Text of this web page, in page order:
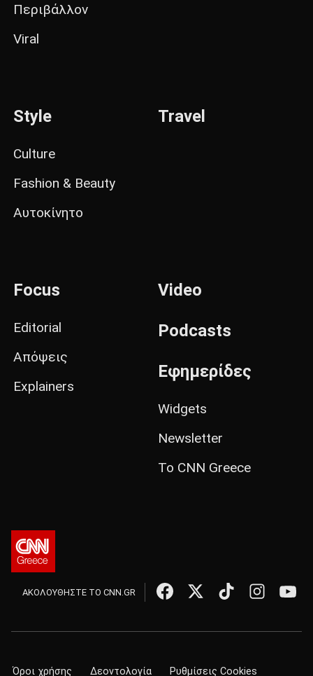
Περιβάλλον
Viral
Style
Culture
Fashion & Beauty
Αυτοκίνητο
Travel
Focus
Editorial
Απόψεις
Explainers
Video
Podcasts
Εφημερίδες
Widgets
Newsletter
Το CNN Greece
ΑΚΟΛΟΥΘΗΣΤΕ ΤΟ CNN.GR
Όροι χρήσης Δεοντολογία Ρυθμίσεις Cookies